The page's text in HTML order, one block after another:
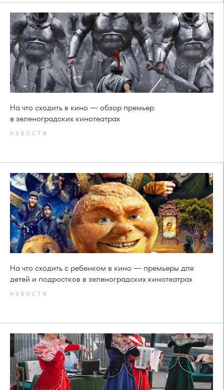
На что сходить в кино — обзор премьер
в зеленоградских кинотеатрах
НОВОСТИ
На что сходить с ребенком в кино — премьеры для
детей и подростков в зеленоградских кинотеатрах
НОВОСТИ